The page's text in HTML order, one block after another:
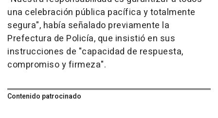
una celebración pública pacífica y totalmente
segura", había señalado previamente la
Prefectura de Policía, que insistió en sus
instrucciones de "capacidad de respuesta,
compromiso y firmeza".
Contenido patrocinado